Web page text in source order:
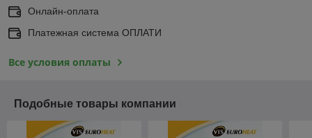
Онлайн-оплата
Платежная система ОПЛАТИ
Все условия оплаты
Подобные товары компании